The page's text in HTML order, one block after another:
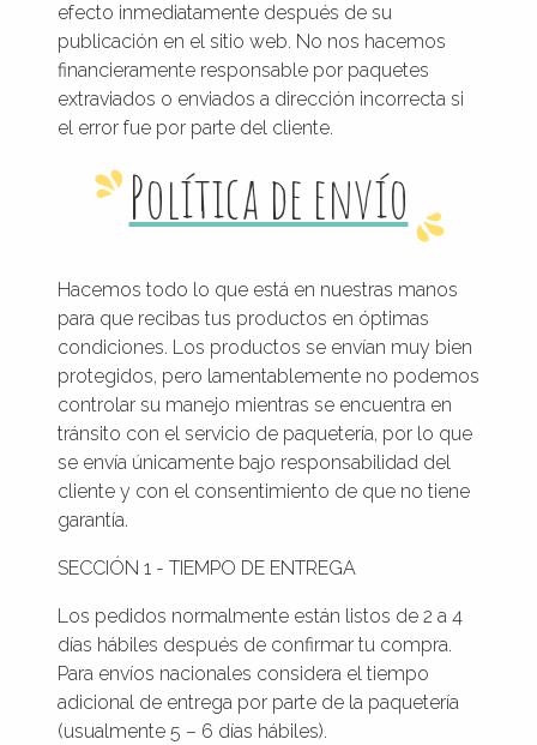
efecto inmediatamente después de su
publicación en el sitio web. No nos hacemos
financieramente responsable por paquetes
extraviados o enviados a dirección incorrecta si
el error fue por parte del cliente.
Política de envío
Hacemos todo lo que está en nuestras manos
para que recibas tus productos en óptimas
condiciones. Los productos se envían muy bien
protegidos, pero lamentablemente no podemos
controlar su manejo mientras se encuentra en
tránsito con el servicio de paquetería, por lo que
se envía únicamente bajo responsabilidad del
cliente y con el consentimiento de que no tiene
garantía.
SECCIÓN 1 - TIEMPO DE ENTREGA
Los pedidos normalmente están listos de 2 a 4
días hábiles después de confirmar tu compra.
Para envíos nacionales considera el tiempo
adicional de entrega por parte de la paquetería
(usualmente 5 – 6 días hábiles).